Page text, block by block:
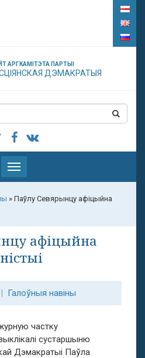
АРГКАМІТЭТА ПАРТЫІ
ДЭМАКРАТЫЯ
Паказаць
меню
» Паўлу Севярынцу афіцыйна
афіцыйна
Галоўныя навіны
частку
сустаршыню
Дэмакратыі Паўла